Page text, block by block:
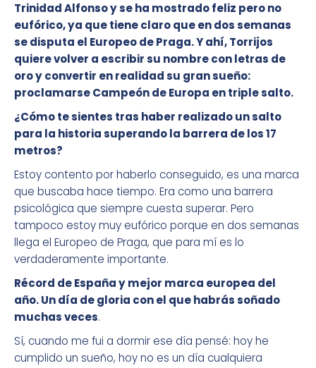
Trinidad Alfonso y se ha mostrado feliz pero no
eufórico, ya que tiene claro que en dos semanas
se disputa el Europeo de Praga. Y ahí, Torrijos
quiere volver a escribir su nombre con letras de
oro y convertir en realidad su gran sueño:
proclamarse Campeón de Europa en triple salto.
¿Cómo te sientes tras haber realizado un salto
para la historia superando la barrera de los 17
metros?
Estoy contento por haberlo conseguido, es una marca
que buscaba hace tiempo. Era como una barrera
psicológica que siempre cuesta superar. Pero
tampoco estoy muy eufórico porque en dos semanas
llega el Europeo de Praga, que para mí es lo
verdaderamente importante.
Récord de España y mejor marca europea del
año. Un día de gloria con el que habrás soñado
muchas veces.
Sí, cuando me fui a dormir ese día pensé: hoy he
cumplido un sueño, hoy no es un día cualquiera